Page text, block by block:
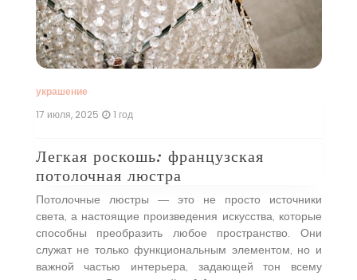
украшение
17 июля, 2025 1 год
Легкая роскошь: французская
потолочная люстра
Потолочные люстры — это не просто источники
света, а настоящие произведения искусства, которые
способны преобразить любое пространство. Они
служат не только функциональным элементом, но и
важной частью интерьера, задающей тон всему